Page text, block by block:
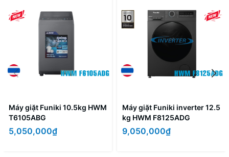
Máy giặt Funiki 10.5kg HWM
T6105ABG
5,050,000₫
Máy giặt Funiki inverter 12.5
kg HWM F8125ADG
9,050,000₫